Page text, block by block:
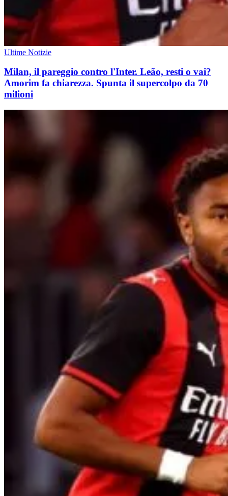
Ultime Notizie
Milan, il pareggio contro l'Inter. Leão, resti o vai?
Amorim fa chiarezza. Spunta il supercolpo da 70
milioni